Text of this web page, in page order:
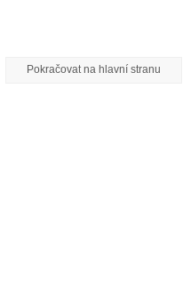
Pokračovat na hlavní stranu